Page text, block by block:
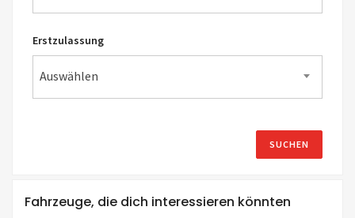
Erstzulassung
Auswählen
Fahrzeuge, die dich interessieren könnten